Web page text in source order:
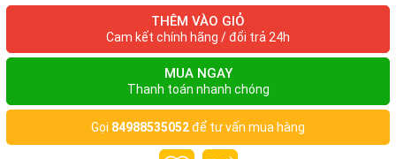
THÊM VÀO GIỎ
Cam kết chính hãng / đổi trả 24h
MUA NGAY
Thanh toán nhanh chóng
Gọi 84988535052để tư vấn mua hàng